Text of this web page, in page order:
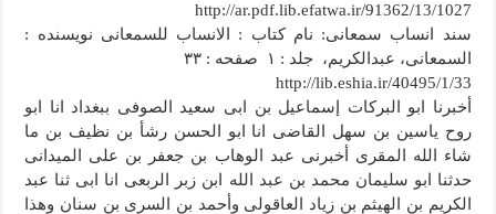
http://ar.pdf.lib.efatwa.ir/91362/13/1027
سند انساب سمعانی: نام کتاب : الانساب للسمعانی نویسنده :
السمعانی، عبدالکریم، جلد : ۱ صفحه : ۳۳
http://lib.eshia.ir/40495/1/33
أخبرنا ابو البرکات إسماعیل بن ابى سعید الصوفی ببغداد انا ابو
روح یاسین بن سهل القاضی انا ابو الحسن رشأ بن نظیف بن ما
شاء الله المقری أخبرنی عبد الوهاب بن جعفر بن على المیدانی
حدثنا ابو سلیمان محمد بن عبد الله ابن زبر الربعی انا ابى ثنا عبد
الکریم بن الهیثم بن زیاد العاقولی وأحمد بن السری بن سنان وهذا